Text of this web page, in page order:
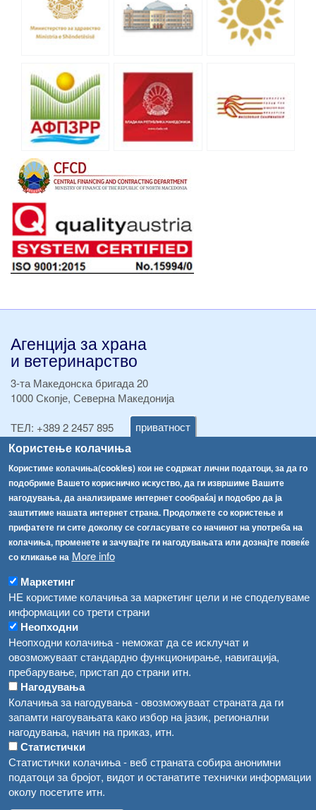
приватност
Користење колачиња
Користиме колачиња(cookies) кои не содржат лични податоци, за да го
подобриме Вашето корисничко искуство, да ги извршиме Вашите
нагодувања, да анализираме интернет сообраќај и подобро да ја
заштитиме нашата интернет страна. Продолжете со користење и
прифатете ги сите доколку се согласувате со начинот на употреба на
колачиња, променете и зачувајте ги нагодувањата или дознајте повеќе
со кликање на More info
Маркетинг
НЕ користиме колачиња за маркетинг цели и не споделуваме
информации со трети страни
Неопходни
Неопходни колачиња - неможат да се исклучат и
овозможуваат стандардно функционирање, навигација,
пребарување, пристап до страни итн.
Нагодувања
Колачиња за нагодувања - овозможуваат страната да ги
запамти нагоувањата како избор на јазик, регионални
нагодувања, начин на приказ, итн.
Статистички
Статистички колачиња - веб страната собира анонимни
податоци за бројот, видот и останатите технички информации
околу посетите итн.
Агенција за храна
и ветеринарство
3-та Македонска бригада 20
1000 Скопје, Северна Македонија
ТЕЛ: +389 2 2457 895
ТЕЛ:+389 2 2457 873
Факс:+389 2 2457 893
Факс:+389 2 2457 871
info@fva.gov.mk
[АХВ-претходна страна]
Соопштенија
Република Бугарија ги засили официјалните контроли при увоз на свежо овошје и зеленчук
Високите температури ризик од труење со храна, опасни се и за животните
Водата во Гостивар може да се користи како техничка, продолжува испораката на флаширана вода
Во Гостивар спроведени 70 вонредни контроли
Забраната за водата во Гостивар останува на сила, операторите да користат само технички безбедна вода
Навигација
Архива
Обрасци
Огласи